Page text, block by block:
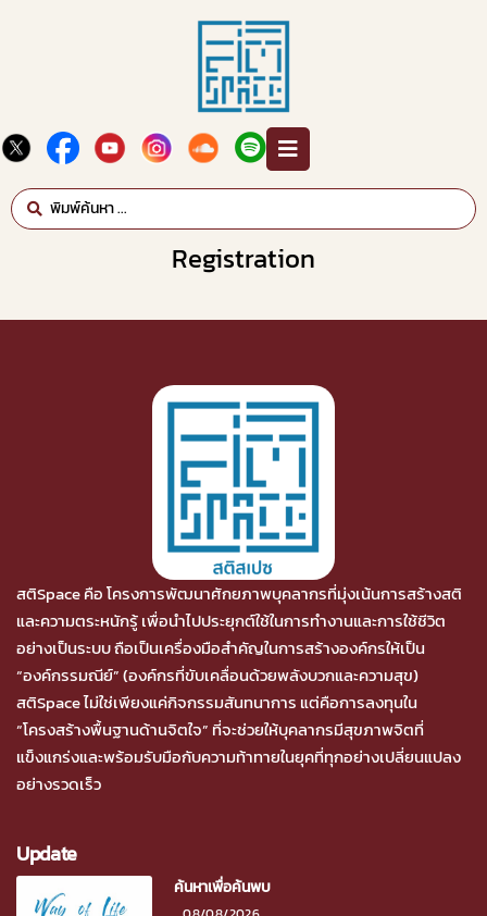
Registration
สติSpace คือ โครงการพัฒนาศักยภาพบุคลากรที่มุ่งเน้นการสร้างสติ
และความตระหนักรู้ เพื่อนำไปประยุกต์ใช้ในการทำงานและการใช้ชีวิต
อย่างเป็นระบบ ถือเป็นเครื่องมือสำคัญในการสร้างองค์กรให้เป็น
“องค์กรรมณีย์” (องค์กรที่ขับเคลื่อนด้วยพลังบวกและความสุข)
สติSpace ไม่ใช่เพียงแค่กิจกรรมสันทนาการ แต่คือการลงทุนใน
“โครงสร้างพื้นฐานด้านจิตใจ” ที่จะช่วยให้บุคลากรมีสุขภาพจิตที่
แข็งแกร่งและพร้อมรับมือกับความท้าทายในยุคที่ทุกอย่างเปลี่ยนแปลง
อย่างรวดเร็ว
Update
ค้นหาเพื่อค้นพบ